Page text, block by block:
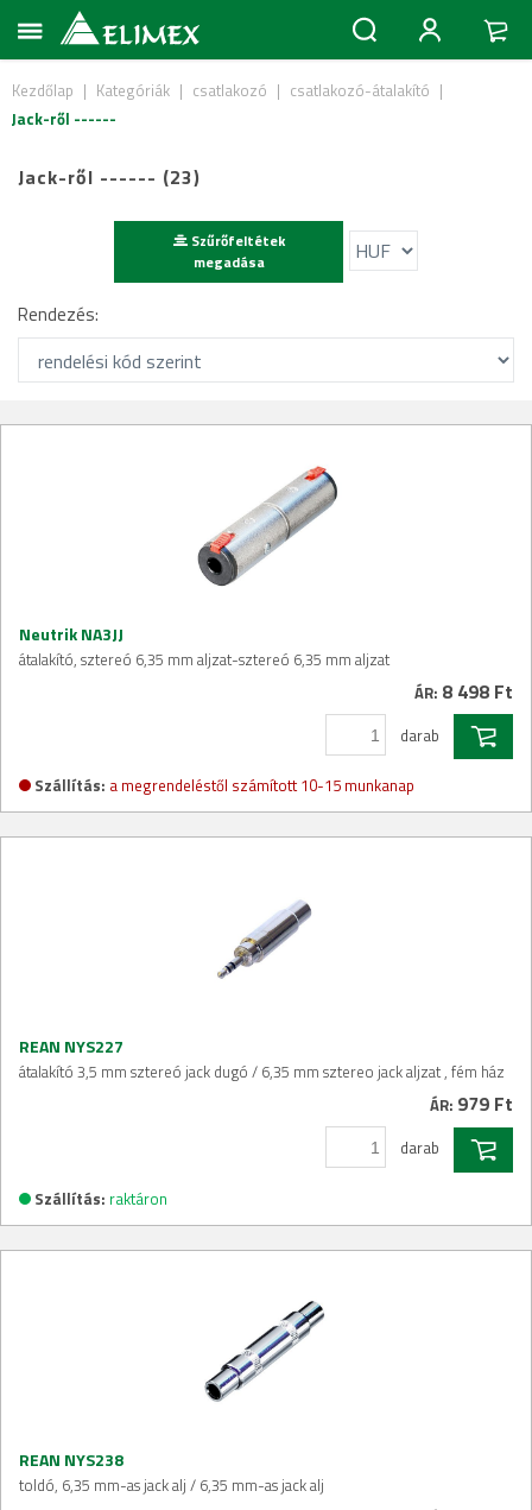
Kezdőlap | Kategóriák | csatlakozó | csatlakozó-átalakító |
Jack-ről ------
Jack-ről ------ (23)
Szűrőfeltétek
megadása
Rendezés:
Neutrik NA3JJ
átalakító, sztereó 6,35 mm aljzat-sztereó 6,35 mm aljzat
ÁR: 8 498 Ft
darab
Szállítás: a megrendeléstől számított 10-15 munkanap
REAN NYS227
átalakító 3,5 mm sztereó jack dugó / 6,35 mm sztereo jack aljzat , fém ház
ÁR: 979 Ft
darab
Szállítás: raktáron
REAN NYS238
toldó, 6,35 mm-as jack alj / 6,35 mm-as jack alj